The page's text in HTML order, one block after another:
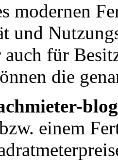
modernen
und
für
die
einem